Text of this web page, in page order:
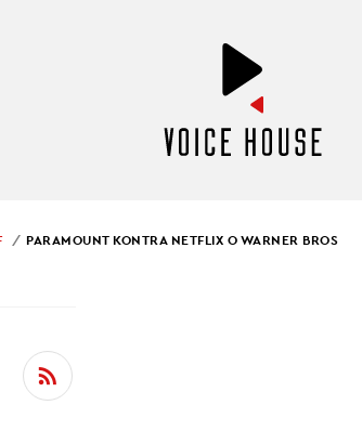
KONTRA
BROS
PARAMOUNT KONTRA NETFLIX O WARNER BROS